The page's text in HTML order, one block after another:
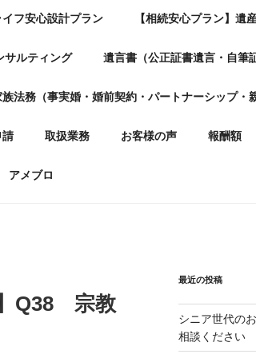
フ安心設計プラン 【相続安心プラン】遺
サルティング 遺言書（公正証書遺言・自筆
族法務（事実婚・婚前契約・パートナーシップ・
請 取扱業務 お客様の声 報酬額
アメブロ
Q38 宗教
最近の投稿
シニア世代の
相談ください